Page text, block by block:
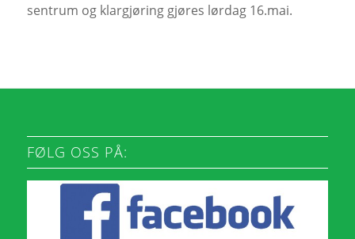
sentrum og klargjøring gjøres lørdag 16.mai.
FØLG OSS PÅ: